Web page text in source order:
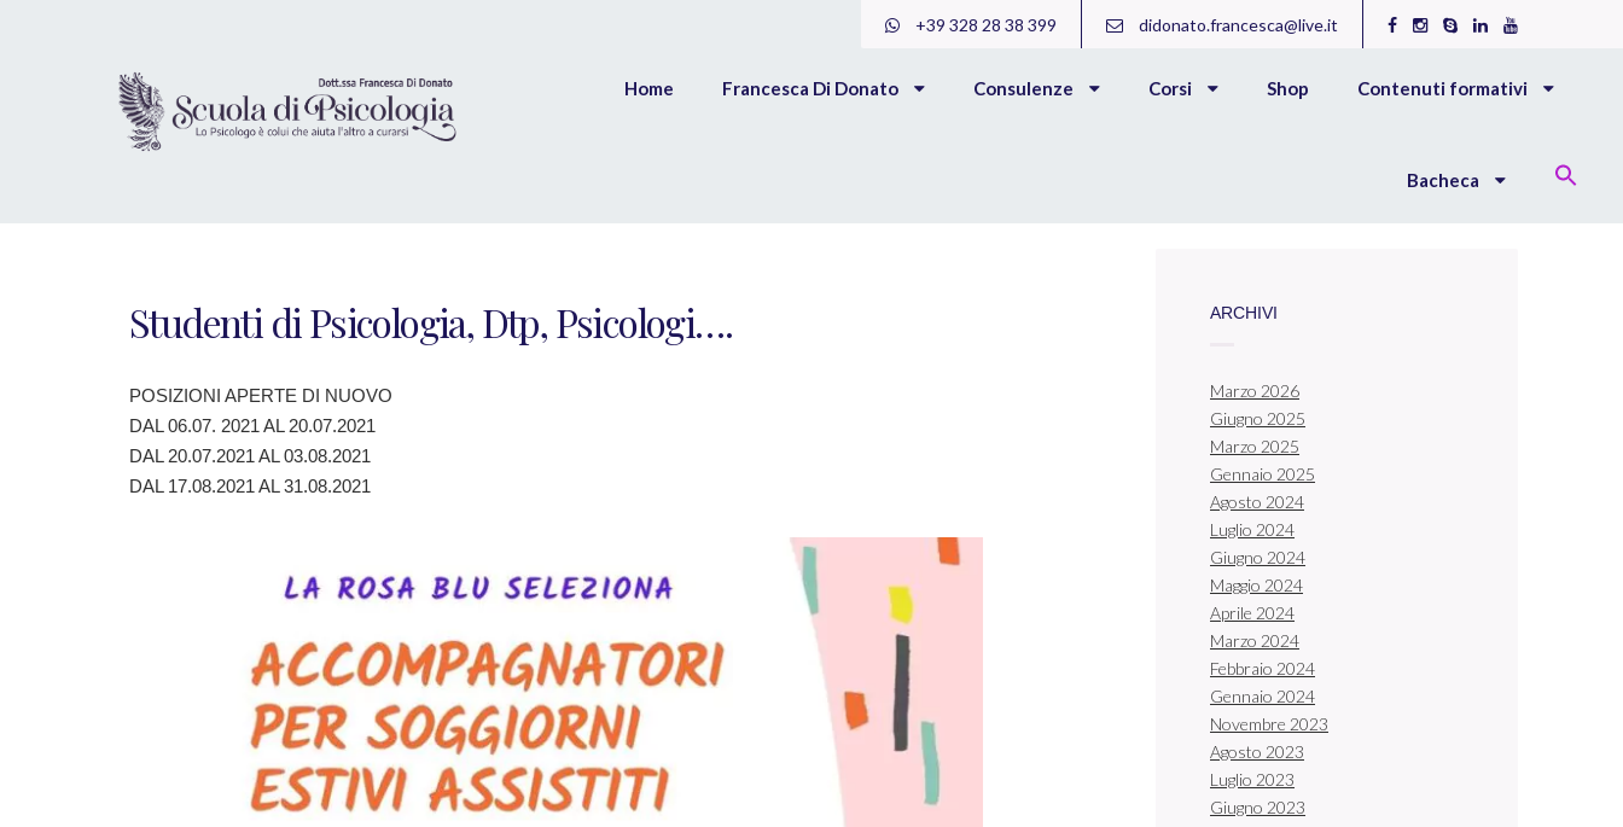
+39 328 28 38 399 didonato.francesca@live.it
Home Francesca Di Donato Consulenze Corsi Shop Contenuti formativi
Bacheca
Studenti di Psicologia, Dtp, Psicologi….
POSIZIONI APERTE DI NUOVO
DAL 06.07. 2021 AL 20.07.2021
DAL 20.07.2021 AL 03.08.2021
DAL 17.08.2021 AL 31.08.2021
ARCHIVI
Marzo 2026
Giugno 2025
Marzo 2025
Gennaio 2025
Agosto 2024
Luglio 2024
Giugno 2024
Maggio 2024
Aprile 2024
Marzo 2024
Febbraio 2024
Gennaio 2024
Novembre 2023
Agosto 2023
Luglio 2023
Giugno 2023